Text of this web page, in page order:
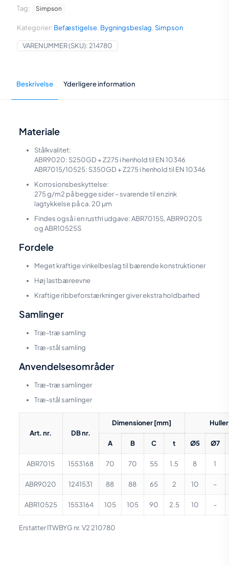
antal
VARENUMMER (SKU):214780
Kategorier: Befæstigelse, Bygningsbeslag, Simpson
Tag: Simpson
Beskrivelse Yderligere information
Materiale
Stålkvalitet:
ABR9020: S250GD + Z275 i henhold til EN 10346
ABR7015/10525: S350GD + Z275 i henhold til EN 10346
Korrosionsbeskyttelse:
275 g/m2 på begge sider – svarende til en zink
lagtykkelse på ca. 20 μm
Findes også i en rustfri udgave: ABR7015S, ABR9020S
og ABR10525S
Fordele
Meget kraftige vinkelbeslag til bærende konstruktioner
Høj lastbæreevne
Kraftige ribbeforstærkninger giver ekstra holdbarhed
Samlinger
Træ-træ samling
Træ-stål samling
Anvendelsesområder
Træ-træ samlinger
Træ-stål samlinger
Art. nr. DB nr.
Dimensioner [mm]
A B C t Ø5 Ø7
ABR7015 1553168 70 70 55 1.5 8 1
ABR9020 1241531 88 88 65 2 10 –
ABR10525 1553164 105 105 90 2.5 10 –
Erstatter ITWBYG nr. V2 210780